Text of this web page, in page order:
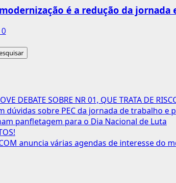
é a redução da jornada
0
DEBATE SOBRE NR 01, QUE TRATA DE
dúvidas sobre PEC da jornada de trabalho e
panfletagem para o Dia Nacional de Luta
anuncia várias agendas de interesse do